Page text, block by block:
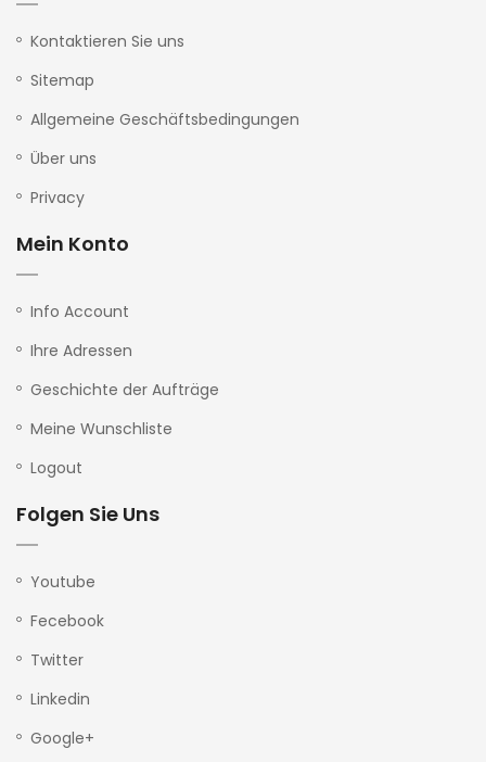
Kontaktieren Sie uns
Sitemap
Allgemeine Geschäftsbedingungen
Über uns
Privacy
Mein Konto
Info Account
Ihre Adressen
Geschichte der Aufträge
Meine Wunschliste
Logout
Folgen Sie Uns
Youtube
Fecebook
Twitter
Linkedin
Google+